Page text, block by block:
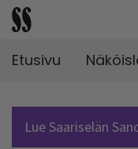
Etusivu
Lue Saariselän